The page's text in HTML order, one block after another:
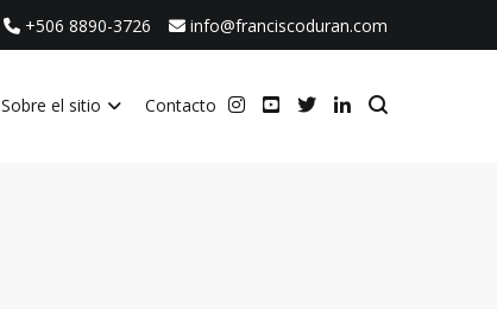
+506 8890-3726 info@franciscoduran.com
Sobre el sitio Contacto